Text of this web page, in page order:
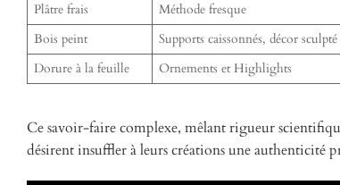
Plâtre frais
Méthode fresque
Bois peint
Supports caissonnés, décor sculpté
Dorure à la feuille
Ornements et Highlights
Ce savoir-faire complexe, mêlant rigueur
désirent insuffler à leurs créations une authenticité